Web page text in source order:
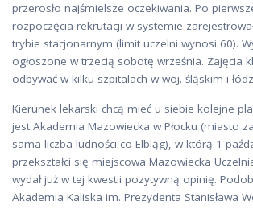
przerosło najśmielsze oczekiwania. Po
rozpoczęcia rekrutacji w systemie
trybie stacjonarnym (limit uczelni wynosi 60).
ogłoszone w trzecią sobotę września. Zajęcia
odbywać w kilku szpitalach w woj. śląskim i
Kierunek lekarski chcą mieć u siebie kolejne
jest Akademia Mazowiecka w Płocku (miasto
sama liczba ludności co Elbląg), w którą 1
przekształci się miejscowa Mazowiecka
wydał już w tej kwestii pozytywną opinię.
Akademia Kaliska im. Prezydenta Stanisława